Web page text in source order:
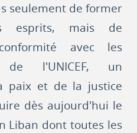
seulement de former
esprits, mais de
avec les
de l'UNICEF, un
paix et de la justice
dès aujourd'hui le
Liban dont toutes les